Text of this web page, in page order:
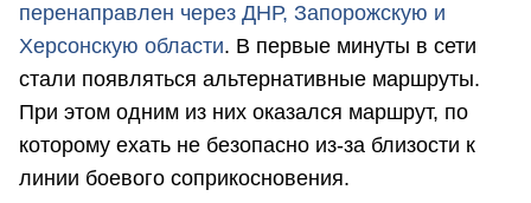
перенаправлен через ДНР, Запорожскую и
Херсонскую области. В первые минуты в сети
стали появляться альтернативные маршруты.
При этом одним из них оказался маршрут, по
которому ехать не безопасно из-за близости к
линии боевого соприкосновения.